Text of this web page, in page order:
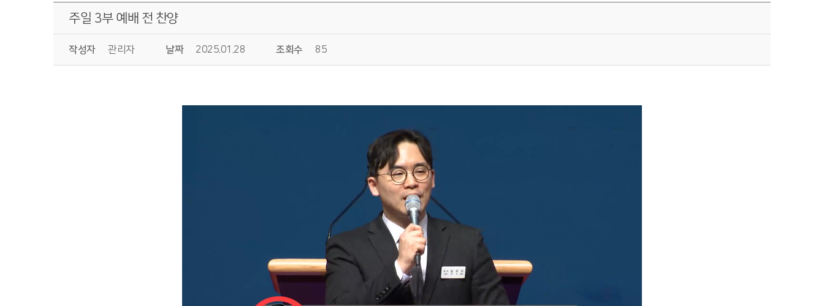
주일 3부 예배 전 찬양
작성자 관리자 날짜 2025.01.28 조회수 85